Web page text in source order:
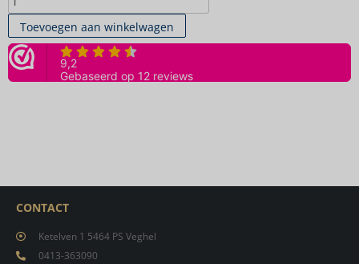
Toevoegen aan winkelwagen
CONTACT
Ketelven 1 5464 PS Veghel
0413-363090